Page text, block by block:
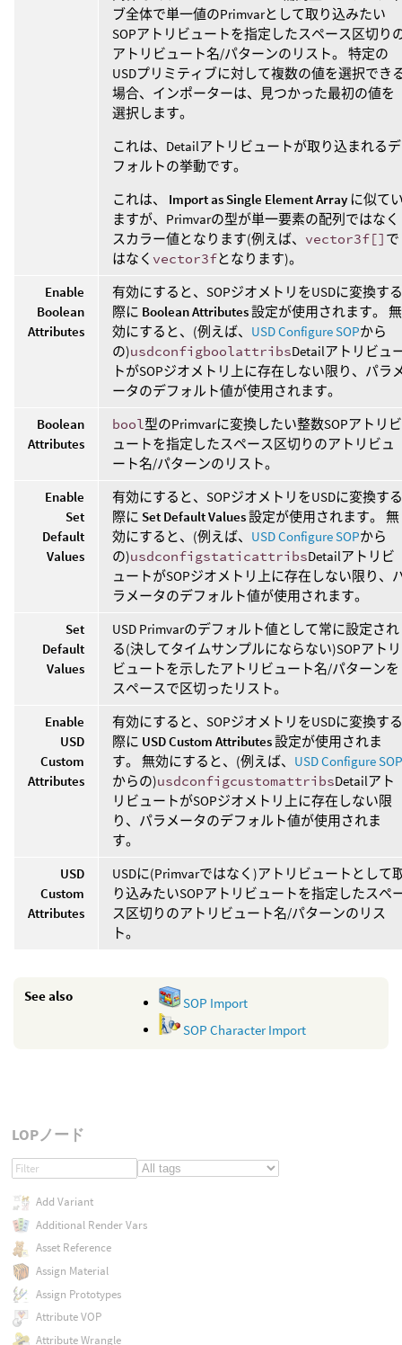
ブ全体で単一値のPrimvarとして取り込みたい
SOPアトリビュートを指定したスペース区切り
アトリビュート名/パターンのリスト。 特定の
USDプリミティブに対して複数の値を選択でき
場合、インポーターは、見つかった最初の値を
選択します。
これは、Detailアトリビュートが取り込まれるデ
フォルトの挙動です。
これは、 Import as Single Element Array に似て
ますが、Primvarの型が単一要素の配列ではなく
スカラー値となります(例えば、 vector3f[] で
はなく vector3fとなります)。
Enable
Boolean
Attributes
有効にすると、SOPジオメトリをUSDに変換する
際に Boolean Attributes設定が使用されます。 無
効にすると、(例えば、 USD Configure SOPから
の)usdconfigboolattribsDetailアトリビュ
トがSOPジオメトリ上に存在しない限り、パラ
ータのデフォルト値が使用されます。
Boolean
Attributes
bool型のPrimvarに変換したい整数SOPアトリビ
ュートを指定したスペース区切りのアトリビュ
ート名/パターンのリスト。
Enable
Set
Default
Values
有効にすると、SOPジオメトリをUSDに変換する
際に Set Default Values設定が使用されます。 無
効にすると、(例えば、 USD Configure SOPから
の)usdconfigstaticattribsDetailアトリビ
ュートがSOPジオメトリ上に存在しない限り、
ラメータのデフォルト値が使用されます。
Set
Default
Values
USD Primvarのデフォルト値として常に設定され
る(決してタイムサンプルにならない)SOPアトリ
ビュートを示したアトリビュート名/パターンを
スペースで区切ったリスト。
Enable
USD
Custom
Attributes
有効にすると、SOPジオメトリをUSDに変換する
際に USD Custom Attributes設定が使用されま
す。 無効にすると、(例えば、 USD Configure SOP
からの)usdconfigcustomattribsDetailアト
リビュートがSOPジオメトリ上に存在しない限
り、パラメータのデフォルト値が使用されま
す。
USD
Custom
Attributes
USDに(Primvarではなく)アトリビュートとして
り込みたいSOPアトリビュートを指定したスペ
ス区切りのアトリビュート名/パターンのリス
ト。
See also
SOP Import
SOP Character Import
LOPノード
Add Variant
Additional Render Vars
Asset Reference
Assign Material
Assign Prototypes
Attribute VOP
Attribute Wrangle